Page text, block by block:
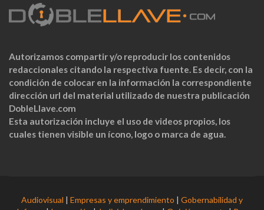
Autorizamos compartir y/o reproducir los contenidos
redaccionales citando la respectiva fuente. Es decir, con la
condición de colocar en la información la correspondiente
dirección url del material utilizado de nuestra publicación
DobleLlave.com
Esta autorización incluye el uso de videos propios, los
cuales tienen visible un ícono, logo o marca de agua.
Audiovisual | Empresas y emprendimiento | Gobernabilidad y